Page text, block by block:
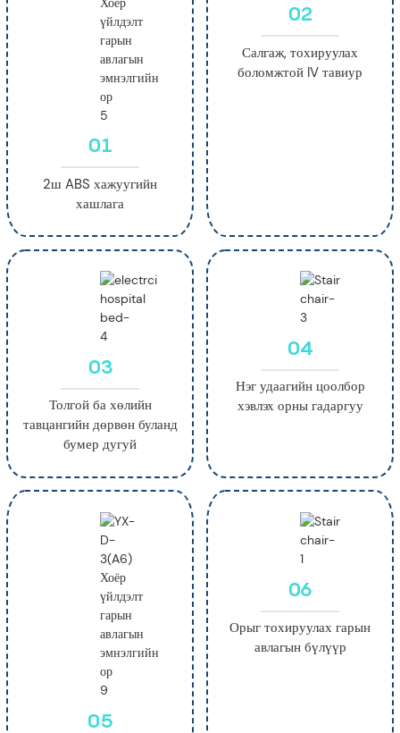
01
2ш ABS хажуугийн
хашлага
02
Салгаж, тохируулах
боломжтой IV тавиур
03
Толгой ба хөлийн
тавцангийн дөрвөн буланд
бумер дугуй
04
Нэг удаагийн цоолбор
хэвлэх орны гадаргуу
05
06
Орыг тохируулах гарын
авлагын бүлүүр